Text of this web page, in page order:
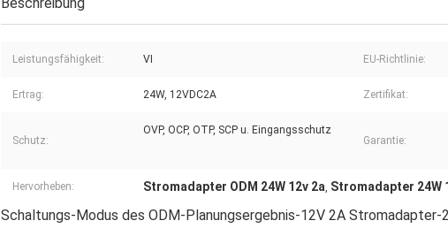
Leistungsfähigkeit: VI EU-Richtlinie:
Ertrag: 24W, 12VDC2A Zertifikat:
Schutz:
OVP, OCP, OTP, SCP u. Eingangsschutz
Garantie:
Hervorheben: Stromadapter ODM 24W 12v 2a, Stromadapter 24W
Schaltungs-Modus des ODM-Planungsergebnis-12V 2A Stromadapter-